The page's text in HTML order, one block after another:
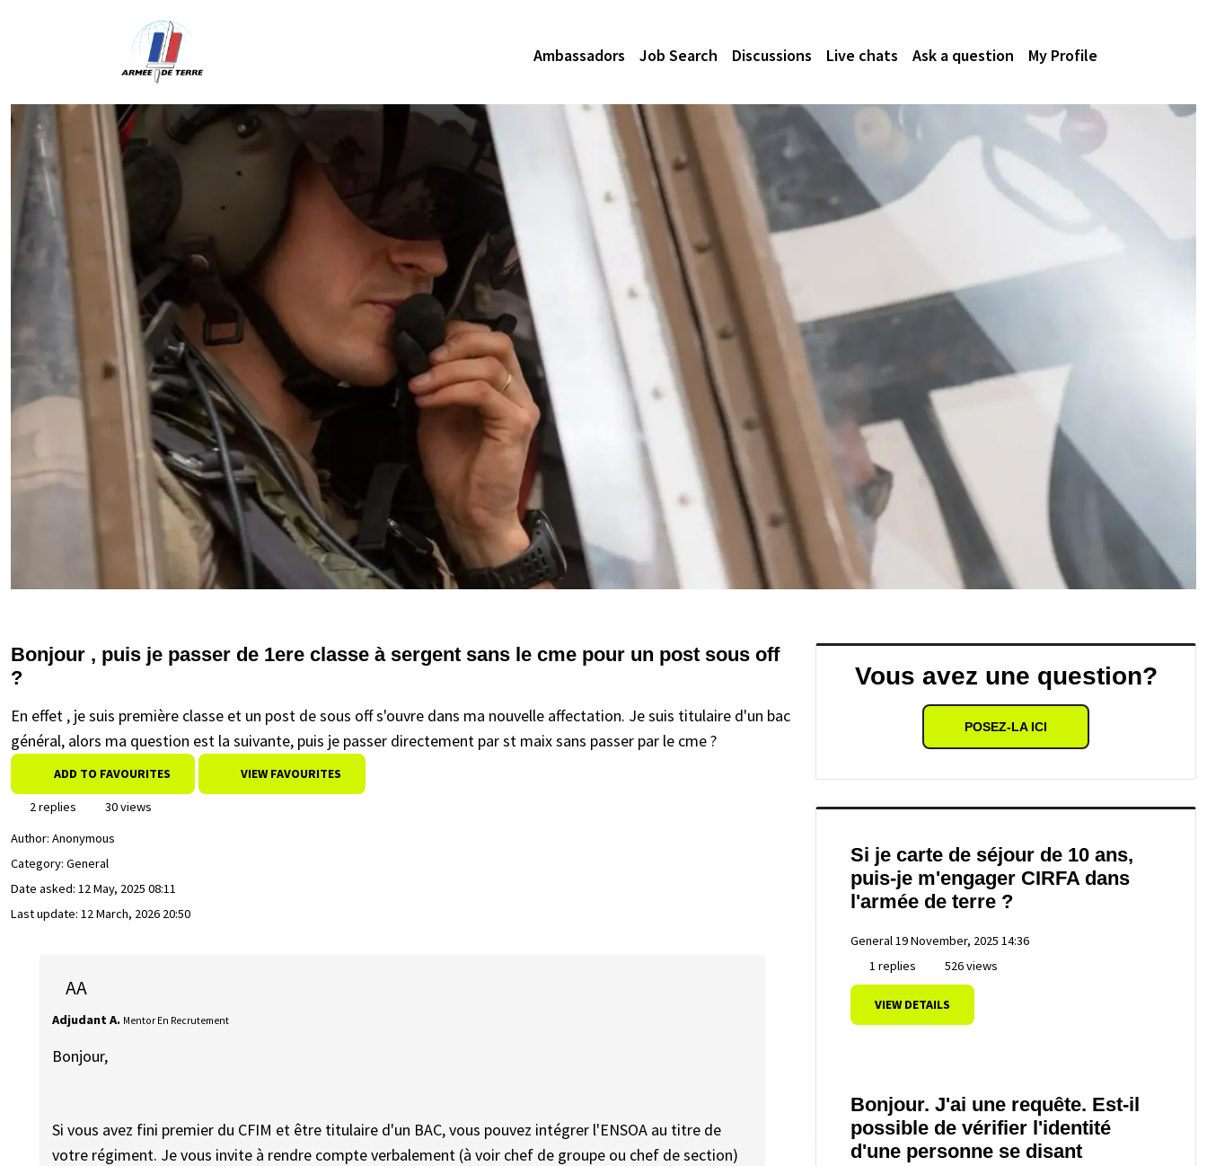
Ambassadors Job Search Discussions Live chats Ask a question My Profile
Bonjour , puis je passer de 1ere classe à sergent sans le cme pour un post sous off
?
En effet , je suis première classe et un post de sous off s'ouvre dans ma nouvelle affectation. Je suis titulaire d'un bac
général, alors ma question est la suivante, puis je passer directement par st maix sans passer par le cme ?
ADD TO FAVOURITES VIEW FAVOURITES
2 replies
30 views
Author: Anonymous
Category: General
Date asked: 12 May, 2025 08:11
Last update: 12 March, 2026 20:50
AA
Adjudant A. Mentor En Recrutement
Bonjour,
Si vous avez fini premier du CFIM et être titulaire d'un BAC, vous pouvez intégrer l'ENSOA au titre de
votre régiment. Je vous invite à rendre compte verbalement (à voir chef de groupe ou chef de section)
Vous avez une question?
POSEZ-LA ICI
Si je carte de séjour de 10 ans,
puis-je m'engager CIRFA dans
l'armée de terre ?
General19 November, 2025 14:36
1 replies
526 views
VIEW DETAILS
Bonjour. J'ai une requête. Est-il
possible de vérifier l'identité
d'une personne se disant